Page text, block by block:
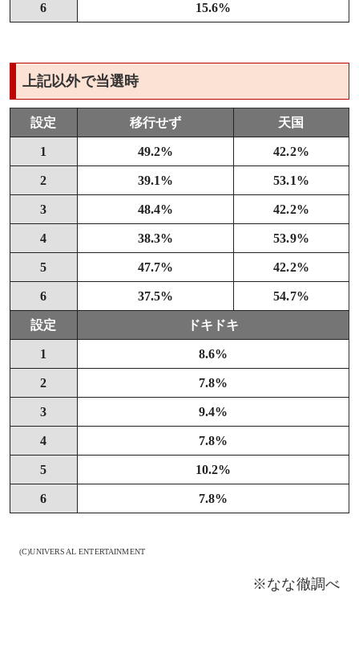
6 15.6%
上記以外で当選時
設定 移行せず 天国
1 49.2% 42.2%
2 39.1% 53.1%
3 48.4% 42.2%
4 38.3% 53.9%
5 47.7% 42.2%
6 37.5% 54.7%
設定 ドキドキ
1 8.6%
2 7.8%
3 9.4%
4 7.8%
5 10.2%
6 7.8%
(C)UNIVERSAL ENTERTAINMENT
※なな徹調べ